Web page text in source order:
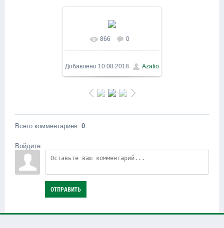
В реальном размере
1067x800 / 73.4Kb
866 0
Добавлено 10.08.2018 Azatio
Всего комментариев: 0
Войдите:
ОТПРАВИТЬ